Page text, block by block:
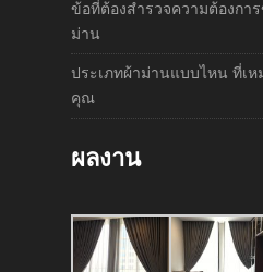
ข้อที่ต้องสำรวจความต้องกา
ม่าน
ประเภทผ้าม่านแบบไหน ที่เ
คุณ
ผลงาน